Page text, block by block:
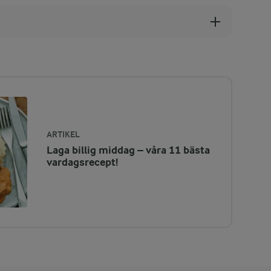
ARTIKEL
Laga billig middag – våra 11 bästa
vardagsrecept!